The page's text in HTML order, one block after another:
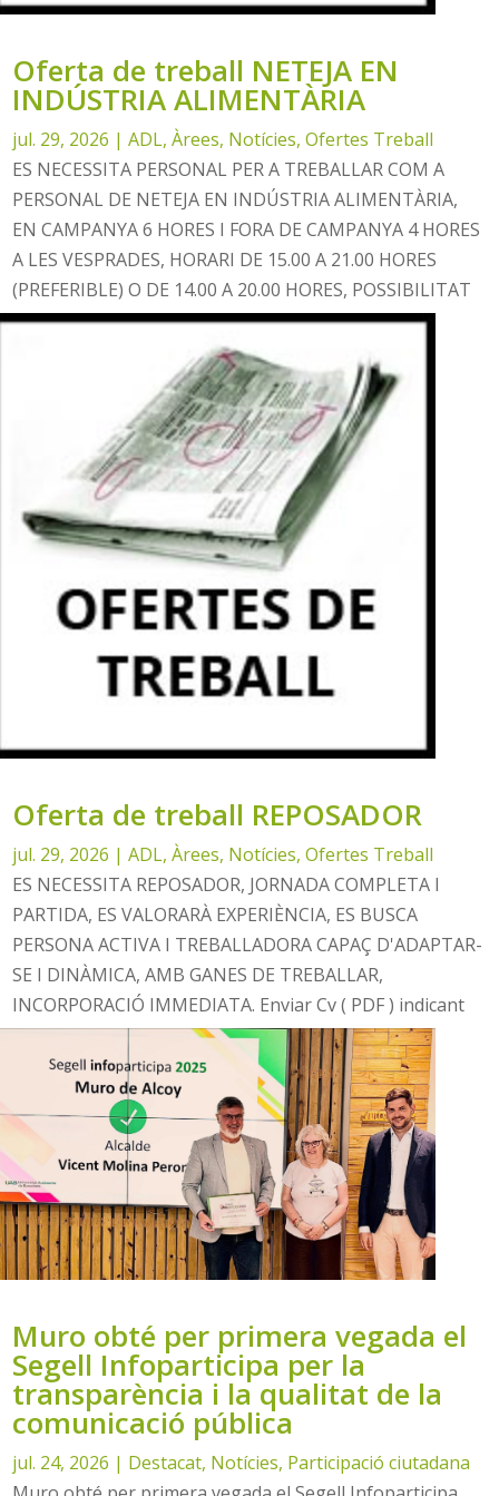
Oferta de treball NETEJA EN
INDÚSTRIA ALIMENTÀRIA
jul. 29, 2026 |ADL,Àrees, Notícies,Ofertes Treball
ES NECESSITA PERSONAL PER A TREBALLAR COM A
PERSONAL DE NETEJA EN INDÚSTRIA ALIMENTÀRIA,
EN CAMPANYA 6 HORES I FORA DE CAMPANYA 4 HORES
A LES VESPRADES, HORARI DE 15.00 A 21.00 HORES
(PREFERIBLE) O DE 14.00 A 20.00 HORES, POSSIBILITAT
DE DESPLAÇAR-SE A ALCOI, ES...
Oferta de treball REPOSADOR
jul. 29, 2026 |ADL,Àrees, Notícies,Ofertes Treball
ES NECESSITA REPOSADOR, JORNADA COMPLETA I
PARTIDA, ES VALORARÀ EXPERIÈNCIA, ES BUSCA
PERSONA ACTIVA I TREBALLADORA CAPAÇ D'ADAPTAR-
SE I DINÀMICA, AMB GANES DE TREBALLAR,
INCORPORACIÓ IMMEDIATA. Enviar Cv ( PDF ) indicant
referència: 280726 Plaça Matzem, 1 03830 MURO...
Muro obté per primera vegada el
Segell Infoparticipa per la
transparència i la qualitat de la
comunicació pública
jul. 24, 2026 | Destacat, Notícies, Participació ciutadana